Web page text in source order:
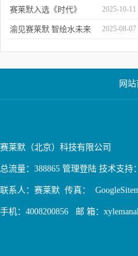
中心展
赛莱默入选《时代》
“2025全球最佳公司”榜单
2025-10-11
渝见赛莱默 智绘水未来
城水科技新图景
2025-08-07
网站
赛莱默（北京）科技有限公司
总流量：388865 管理登陆 技术支持：
联系人：赛莱默 传真：
手机：4008200856 邮 箱：